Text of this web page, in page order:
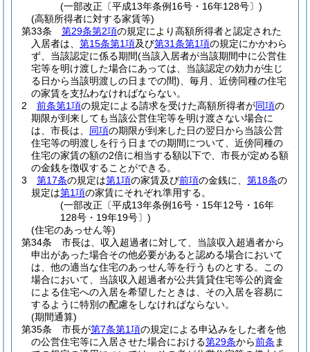
(一部改正〔平成13年条例16号・16年128号〕)
(高額所得者に対する家賃等)
第33条
第29条第2項の規定により高額所得者と認定された
入居者は、 第15条第1項及び第31条第1項の規定にかかわら
ず、当該認定に係る期間(当該入居者が当該期間中に公営住
宅等を明け渡した場合にあっては、当該認定の効力が生じ
る日から当該明渡しの日までの間) 、毎月、近傍同種の住宅
の家賃を支払わなければならない。
2
前条第1項の規定による請求を受けた高額所得者が同項の
期限が到来しても当該公営住宅等を明け渡さない場合に
は、市長は、 同項の期限が到来した日の翌日から当該公営
住宅等の明渡しを行う日までの期間について、近傍同種の
住宅の家賃の額の2倍に相当する額以下で、市長が定める額
の金銭を徴収することができる。
3
第17条の規定は第1項の家賃及び前項の金銭に、 第18条の
規定は第1項の家賃にそれぞれ準用する。
(一部改正〔平成13年条例16号・15年12号・16年
128号・19年19号〕)
(住宅のあっせん等)
第34条
市長は、収入超過者に対して、当該収入超過者から
申出があった場合その他必要があると認める場合において
は、他の適当な住宅のあっせん等を行うものとする。
この
場合において、当該収入超過者が公共賃貸住宅等公的資金
による住宅への入居を希望したときは、その入居を容易に
するように特別の配慮をしなければならない。
(期間通算)
第35条
市長が第7条第1項の規定による申込みをした者を他
の公営住宅等に入居させた場合における第29条から前条 ま